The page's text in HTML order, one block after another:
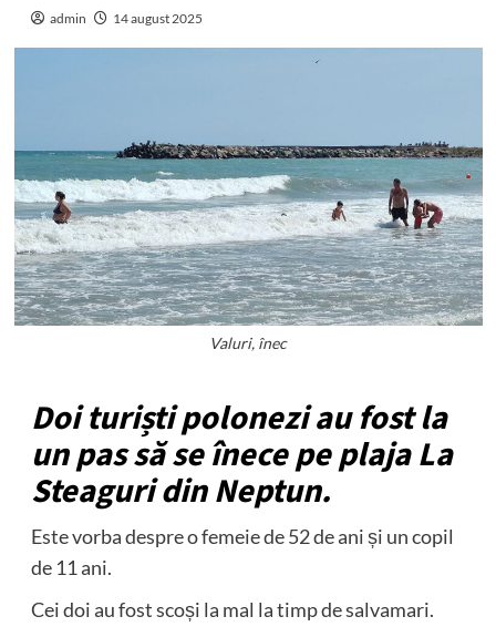
admin 14 august 2025
Valuri, înec
Doi turiști polonezi au fost la
un pas să se înece pe plaja La
Steaguri din Neptun.
Este vorba despre o femeie de 52 de ani și un copil
de 11 ani.
Cei doi au fost scoși la mal la timp de salvamari.